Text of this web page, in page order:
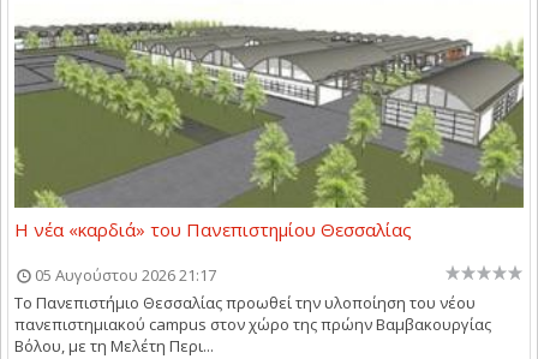
Η νέα «καρδιά» του Πανεπιστημίου Θεσσαλίας
05 Αυγούστου 2026 21:17
Το Πανεπιστήμιο Θεσσαλίας προωθεί την υλοποίηση του νέου
πανεπιστημιακού campus στον χώρο της πρώην Βαμβακουργίας
Βόλου, με τη Μελέτη Περι...